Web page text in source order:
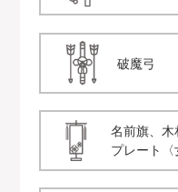
破魔弓
名前旗、木
プレート〈